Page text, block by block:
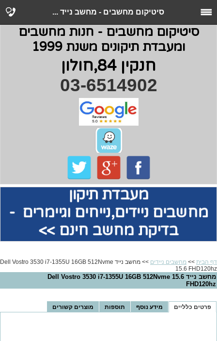
סיטיקום מחשבים - מחשב נייד ...
סיטיקום מחשבים - חנות מחשבים
ומעבדת תיקונים משנת 1999
חנקין 84,חולון
03-6514902
מעבדת תיקון
מחשביםניידים,נייחים וגיימרים -
בדיקת מחשב חינם >>
דף הבית >> מחשבים ניידים
>> מחשב נייד Dell Vostro 3530 i7-1355U 16GB 512Nvme
15.6 FHD120hz
מחשב נייד Dell Vostro 3530 i7-1355U 16GB 512Nvme 15.6
FHD120hz
פרטים כלליים מידע נוסף תוספות מוצרים קשורים